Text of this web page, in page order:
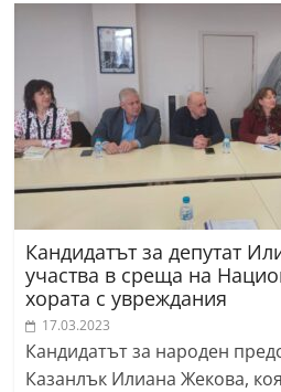
Кандидатът за депутат
участва в среща на
хората с увреждания
17.03.2023
Кандидатът за народен
Казанлък Илиана Жекова,